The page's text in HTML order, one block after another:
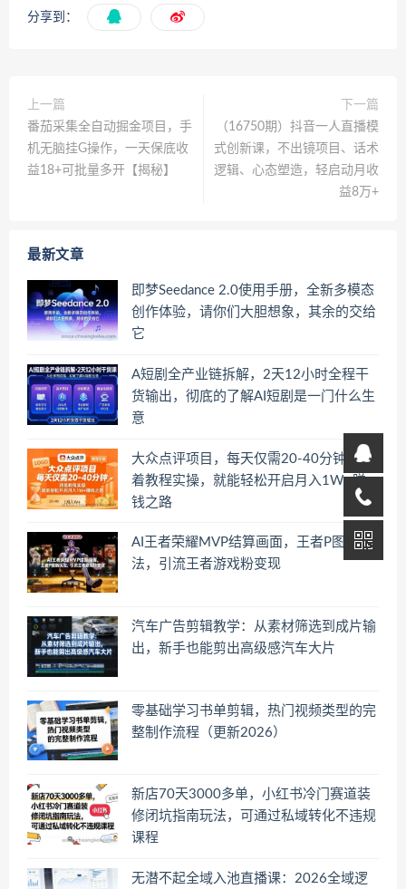
分享到：
上一篇
番茄采集全自动掘金项目，手
机无脑挂G操作，一天保底收
益18+可批量多开【揭秘】
下一篇
（16750期）抖音一人直播模
式创新课，不出镜项目、话术
逻辑、心态塑造，轻启动月收
益8万+
最新文章
即梦Seedance 2.0使用手册，全新多模态
创作体验，请你们大胆想象，其余的交给
它
A短剧全产业链拆解，2天12小时全程干
货输出，彻底的了解AI短剧是一门什么生
意
大众点评项目，每天仅需20-40分钟，跟
着教程实操，就能轻松开启月入1W+賺
钱之路
AI王者荣耀MVP结算画面，王者P图新玩
法，引流王者游戏粉变现
汽车广告剪辑教学：从素材筛选到成片输
出，新手也能剪出高级感汽车大片
零基础学习书单剪辑，热门视频类型的完
整制作流程（更新2026）
新店70天3000多单，小红书冷门赛道装
修闭坑指南玩法，可通过私域转化不违规
课程
无潜不起全域入池直播课：2026全域逻